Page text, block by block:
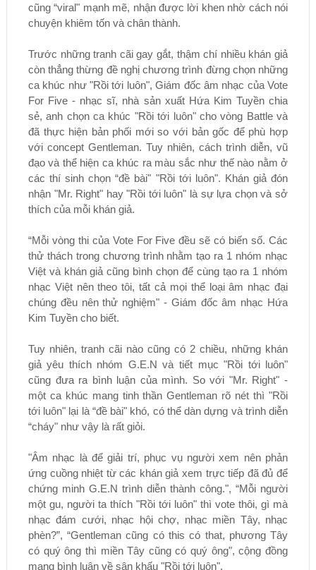
cũng “viral" mạnh mẽ, nhận được lời khen nhờ cách nói
chuyện khiêm tốn và chân thành.
Trước những tranh cãi gay gắt, thậm chí nhiều khán giả
còn thẳng thừng đề nghị chương trình đừng chọn những
ca khúc như "Rồi tới luôn", Giám đốc âm nhạc của Vote
For Five - nhạc sĩ, nhà sản xuất Hứa Kim Tuyền chia
sẻ, anh chọn ca khúc "Rồi tới luôn" cho vòng Battle và
đã thực hiện bản phối mới so với bản gốc để phù hợp
với concept Gentleman. Tuy nhiên, cách trình diễn, vũ
đạo và thể hiện ca khúc ra màu sắc như thế nào nằm ở
các thí sinh chọn “đề bài" "Rồi tới luôn". Khán giả đón
nhận "Mr. Right" hay "Rồi tới luôn" là sự lựa chọn và sở
thích của mỗi khán giả.
“Mỗi vòng thi của Vote For Five đều sẽ có biến số. Các
thử thách trong chương trình nhằm tạo ra 1 nhóm nhạc
Việt và khán giả cũng bình chọn để cùng tạo ra 1 nhóm
nhạc Việt nên theo tôi, tất cả mọi thể loại âm nhạc đại
chúng đều nên thử nghiệm" - Giám đốc âm nhạc Hứa
Kim Tuyền cho biết.
Tuy nhiên, tranh cãi nào cũng có 2 chiều, những khán
giả yêu thích nhóm G.E.N và tiết mục "Rồi tới luôn"
cũng đưa ra bình luận của mình. So với "Mr. Right" -
một ca khúc mang tinh thần Gentleman rõ nét thì "Rồi
tới luôn" lại là “đề bài" khó, có thể dàn dựng và trình diễn
“cháy" như vậy là rất giỏi.
"Âm nhạc là để giải trí, phục vụ người xem nên phản
ứng cuồng nhiệt từ các khán giả xem trực tiếp đã đủ để
chứng minh G.E.N trình diễn thành công.", “Mỗi người
một gu, người ta thích "Rồi tới luôn" thì vote thôi, gì mà
nhạc đám cưới, nhạc hội chợ, nhạc miền Tây, nhạc
phèn?”, “Gentleman cũng có this có that, phương Tây
có quý ông thì miền Tây cũng có quý ông", cộng đồng
mạng bình luận về sân khấu "Rồi tới luôn".